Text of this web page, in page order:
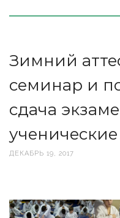
Зимний
семинар и
сдача
ДЕКАБРЬ 19, 2017